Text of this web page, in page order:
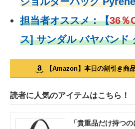
担当者オススメ：【36％
ス] サンダル バヤバンド
【Amazon】本日の割引き商
読者に人気のアイテムはこちら！
「貴重品だけ持つ